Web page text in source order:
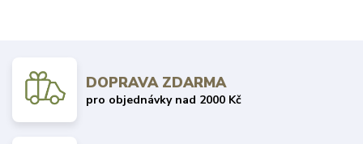
DOPRAVA ZDARMA
pro objednávky nad 2000 Kč